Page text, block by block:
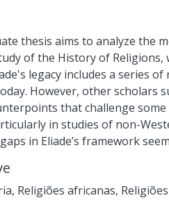
thesis aims to analyze the
of the History of
legacy includes a series
However, other scholars
that challenge
in studies of non-
in Eliade’s framework
, Religiões africanas,